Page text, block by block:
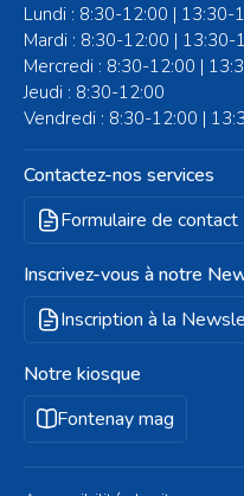
Lundi : 8:30-12:00 | 13:30-
Mardi : 8:30-12:00 | 13:30-
Mercredi : 8:30-12:00 |
Jeudi : 8:30-12:00
Vendredi : 8:30-12:00 |
Contactez-nos services
Formulaire de contact
Inscrivez-vous à notre
Inscription à la
Notre kiosque
Fontenay mag